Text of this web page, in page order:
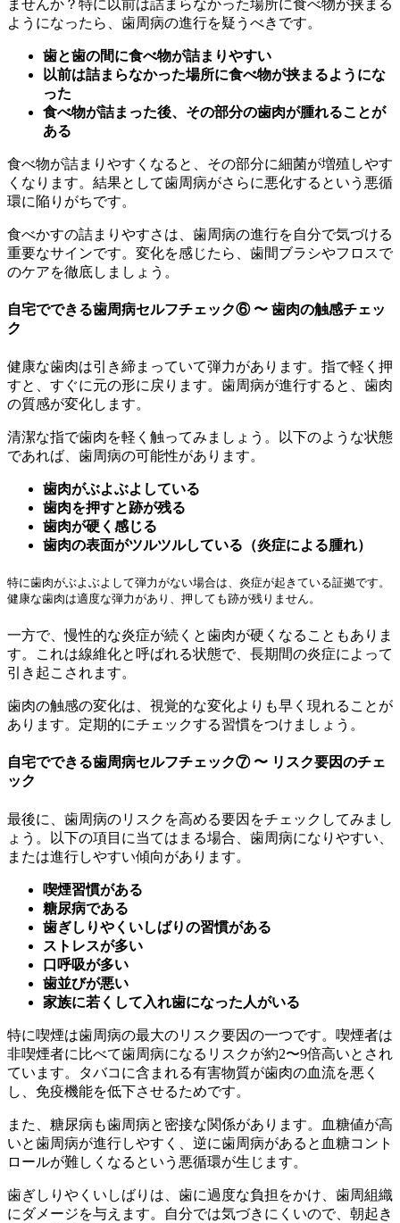
ませんか？特に以前は詰まらなかった場所に食べ物が挟まる
ようになったら、歯周病の進行を疑うべきです。
歯と歯の間に食べ物が詰まりやすい
以前は詰まらなかった場所に食べ物が挟まるようにな
った
食べ物が詰まった後、その部分の歯肉が腫れることが
ある
食べ物が詰まりやすくなると、その部分に細菌が増殖しやす
くなります。結果として歯周病がさらに悪化するという悪循
環に 陥りがちです。
食べかすの詰まりやすさは、歯周病の進行を自分で気づける
重要なサインです。変化を感じたら、歯間ブラシやフロスで
のケアを徹底しましょう。
自宅でできる歯周病セルフチェック⑥ 〜 歯肉の触感チェッ
ク
健康な歯肉は引き締まっていて弾力があります。指で軽く押
すと、すぐに元の形に戻ります。歯周病が進行すると、歯肉
の質感が変化します。
清潔な指で歯肉を軽く触ってみましょう。以下のような状態
であれば、歯周病の可能性があります。
歯肉がぶよぶよしている
歯肉を押すと跡が残る
歯肉が硬く感じる
歯肉の表面がツルツルしている（炎症による腫れ）
特に歯肉がぶよぶよして弾力がない場合は、炎症が起きている証拠です。
健康な歯肉は適度な弾力があり、押しても跡が残りません。
一方で、慢性的な炎症が続くと歯肉が硬くなることもありま
す。これは線維化と呼ばれる状態で、長期間の炎症によって
引き起こされます。
歯肉の触感の変化は、視覚的な変化よりも早く現れることが
あります。定期的にチェックする習慣をつけましょう。
自宅でできる歯周病セルフチェック⑦ 〜 リスク要因のチェ
ック
最後に、歯周病のリスクを高める要因をチェックしてみまし
ょう。以下の項目に当てはまる場合、歯周病になりやすい、
または進行しやすい傾向があります。
喫煙習慣がある
糖尿病である
歯ぎしりやくいしばりの習慣がある
ストレスが多い
口呼吸が多い
歯並びが悪い
家族に若くして入れ歯になった人がいる
特に喫煙は歯周病の最大のリスク要因の一つです。喫煙者は
非喫煙者に比べて歯周病になるリスクが約2〜9倍高いとされ
ています。タバコに含まれる有害物質が歯肉の血流を悪く
し、免疫機能を低下させるためです。
また、糖尿病も歯周病と密接な関係があります。血糖値が高
いと歯周病が進行しやすく、逆に歯周病があると血糖コント
ロールが難しくなるという悪循環が生じます。
歯ぎしりやくいしばりは、歯に過度な負担をかけ、歯周組織
にダメージを与えます。自分では気づきにくいので、朝起き